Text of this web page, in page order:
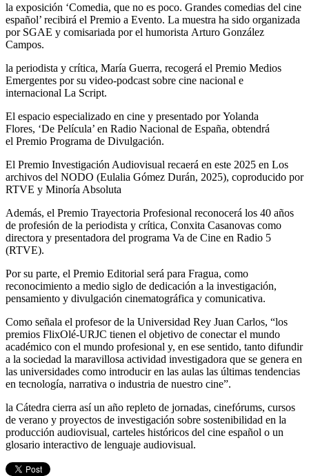
la exposición ‘Comedia, que no es poco. Grandes comedias del cine
español’ recibirá el Premio a Evento. La muestra ha sido organizada
por SGAE y comisariada por el humorista Arturo González
Campos.
la periodista y crítica, María Guerra, recogerá el Premio Medios
Emergentes por su video-podcast sobre cine nacional e
internacional La Script.
El espacio especializado en cine y presentado por Yolanda
Flores, ‘De Película’ en Radio Nacional de España, obtendrá
el Premio Programa de Divulgación.
El Premio Investigación Audiovisual recaerá en este 2025 en Los
archivos del NODO (Eulalia Gómez Durán, 2025), coproducido por
RTVE y Minoría Absoluta
Además, el Premio Trayectoria Profesional reconocerá los 40 años
de profesión de la periodista y crítica, Conxita Casanovas como
directora y presentadora del programa Va de Cine en Radio 5
(RTVE).
Por su parte, el Premio Editorial será para Fragua, como
reconocimiento a medio siglo de dedicación a la investigación,
pensamiento y divulgación cinematográfica y comunicativa.
Como señala el profesor de la Universidad Rey Juan Carlos, “los
premios FlixOlé-URJC tienen el objetivo de conectar el mundo
académico con el mundo profesional y, en ese sentido, tanto difundir
a la sociedad la maravillosa actividad investigadora que se genera en
las universidades como introducir en las aulas las últimas tendencias
en tecnología, narrativa o industria de nuestro cine”.
la Cátedra cierra así un año repleto de jornadas, cinefórums, cursos
de verano y proyectos de investigación sobre sostenibilidad en la
producción audiovisual, carteles históricos del cine español o un
glosario interactivo de lenguaje audiovisual.